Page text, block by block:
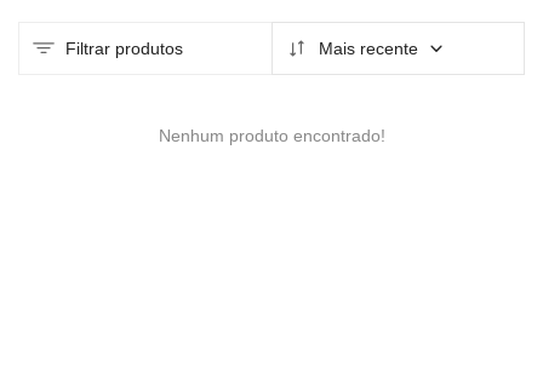
Filtrar produtos Mais recente
Nenhum produto encontrado!